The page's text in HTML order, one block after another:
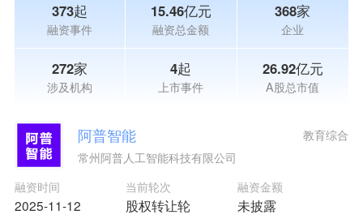
373起
融资事件
15.46亿元
融资总金额
368家
企业
272家
涉及机构
4起
上市事件
26.92亿元
A股总市值
阿普智能
常州阿普人工智能科技有限公司
融资时间
2025-11-12
当前轮次
股权转让轮
融资金额
未披露
教育综合